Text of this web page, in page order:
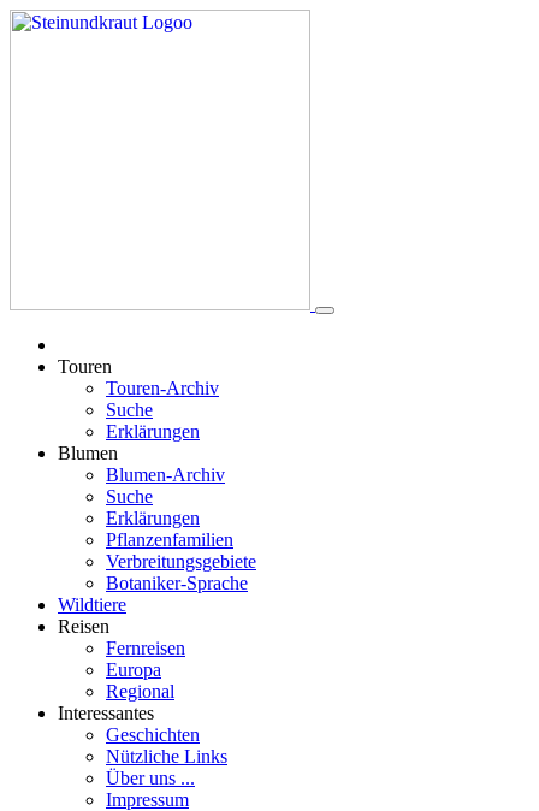
Touren
Touren-Archiv
Suche
Erklärungen
Blumen
Blumen-Archiv
Suche
Erklärungen
Pflanzenfamilien
Verbreitungsgebiete
Botaniker-Sprache
Wildtiere
Reisen
Fernreisen
Europa
Regional
Interessantes
Geschichten
Nützliche Links
Über uns ...
Impressum